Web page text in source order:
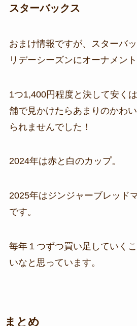
スターバックス
おまけ情報ですが、スターバ
リデーシーズンにオーナメン
1つ1,400円程度と決して安く
舗で見かけたらあまりのかわ
られませんでした！
2024年は赤と白のカップ。
2025年はジンジャーブレッド
です。
毎年１つずつ買い足していく
いなと思っています。
まとめ